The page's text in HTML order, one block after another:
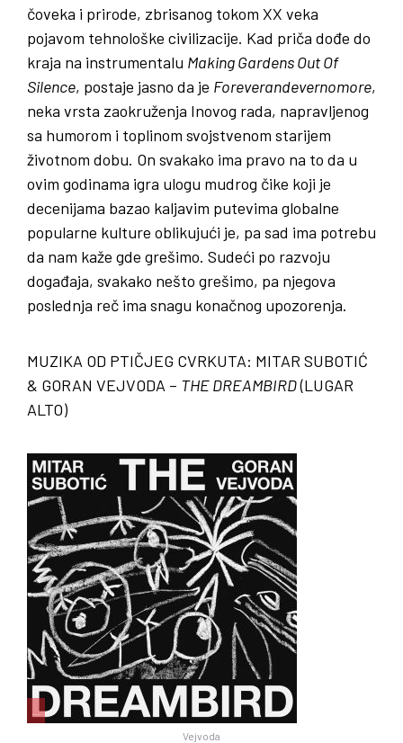
čoveka i prirode, zbrisanog tokom XX veka
pojavom tehnološke civilizacije. Kad priča dođe do
kraja na instrumentalu Making Gardens Out Of
Silence, postaje jasno da je Foreverandevernomore,
neka vrsta zaokruženja Inovog rada, napravljenog
sa humorom i toplinom svojstvenom starijem
životnom dobu. On svakako ima pravo na to da u
ovim godinama igra ulogu mudrog čike koji je
decenijama bazao kaljavim putevima globalne
popularne kulture oblikujući je, pa sad ima potrebu
da nam kaže gde grešimo. Sudeći po razvoju
događaja, svakako nešto grešimo, pa njegova
poslednja reč ima snagu konačnog upozorenja.
MUZIKA OD PTIČJEG CVRKUTA: MITAR SUBOTIĆ
& GORAN VEJVODA – THE DREAMBIRD(LUGAR
ALTO)
Vejvoda
…